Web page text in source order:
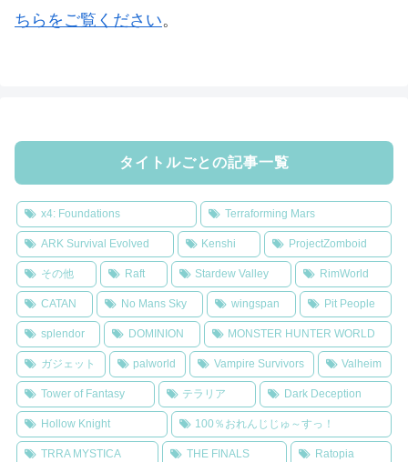
ちらをご覧ください。
タイトルごとの記事一覧
x4: Foundations Terraforming Mars
ARK Survival Evolved Kenshi ProjectZomboid
その他 Raft Stardew Valley RimWorld
CATAN No Mans Sky wingspan Pit People
splendor DOMINION MONSTER HUNTER WORLD
ガジェット palworld Vampire Survivors Valheim
Tower of Fantasy テラリア Dark Deception
Hollow Knight 100％おれんじじゅ～すっ！
TRRA MYSTICA THE FINALS Ratopia